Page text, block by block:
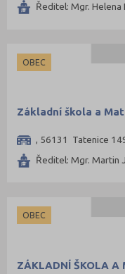
Ředitel: Mgr. Helena
OBEC
Základní škola a
, 56131 Tatenice
Ředitel: Mgr. Martin
OBEC
ZÁKLADNÍ ŠKOLA A